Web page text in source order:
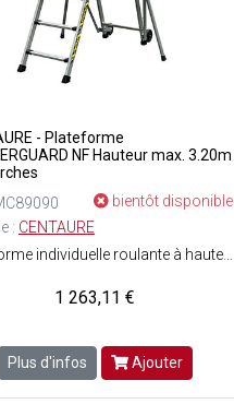
- Plateforme
NF Hauteur max. 3.20m
bientôt disponible
: CENTAURE
1 263,11 €
Plus d'infos Ajouter